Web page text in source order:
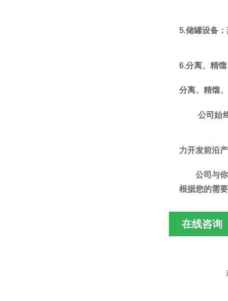
5.储罐设备
6.分离、精
分离、精馏
公司始
力开发前沿
公司 与
根据您的需
在线咨询